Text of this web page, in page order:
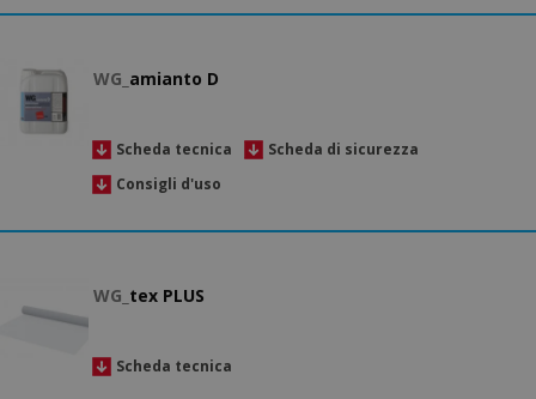
WG_ amianto D
Scheda tecnica
Scheda di sicurezza
Consigli d'uso
WG_ tex PLUS
Scheda tecnica